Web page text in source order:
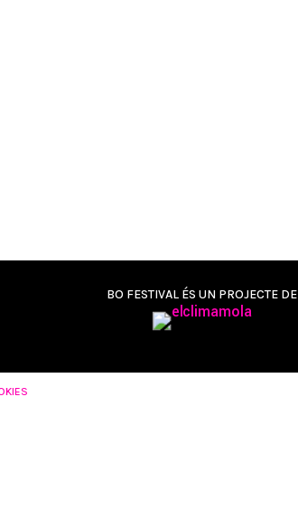
BO FESTIVAL ÉS UN PROJECTE DE